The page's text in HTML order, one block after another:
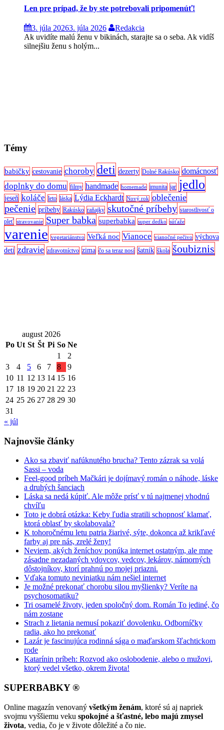
Len pre prípad, že by ste potrebovali pripomenúť!
3. júla 20263. júla 2026
Redakcia
Ak uvidíte malú ženu v bikinách, starajte sa o seba. Ak vidíš
silnejšiu ženu s holým...
Témy
babičky cestovanie choroby deti dezerty Dolné Rakúsko domácnosť
doplnky do domu filmy handmade homemade imunita jar jedlo
jeseň koláče leto láska Lýdia Eckhardt Nový rok oblečenie
pečenie príbehy Rakúsko raňajky skutočné príbehy starostlivosť o
pleť stravovanie Super babka superbabka super dedko súťaže
varenie vegetariánstvo Veľká noc Vianoce vianočné pečivo
výchova
detí zdravie zdravotníctvo zima čo sa teraz nosí šatník škola šoubiznis
august 2026
Po Ut St Št Pi So Ne
1
2
3
4 5 6 7 8
9
10 11 12 13 14 15 16
17 18 19 20 21 22 23
24 25 26 27 28 29 30
31
« júl
Najnovšie články
Ako sa zbaviť nafúknutého brucha? Tento zázrak sa volá
Sassi – voda
Feel-good príbeh Mačkári je dojímavý román o náhode, láske
a druhých šanciach
Láska sa nedá kúpiť. Ale môže prísť v tú najmenej vhodnú
chvíľu
Toto je dobrá otázka: Keby ľudia stratili schopnosť klamať,
ktorá oblasť by skolabovala?
K tohoročnému letu patria žiarivé, sýte, dokonca až krikľavé
farby aj pre nás, zrelé ženy!
Neviem, akých ženíchov ponúka internet ostatným, ale mne
zásadne nezadaných vdovcov, vedcov, lekárov, námorných
dôstojníkov, ktorí prahnú po mojej priazni.
Vďaka tomuto neviniatku nám nešiel internet
Je možné prekonať chorobu silou myšlienky? Veríte na
psychosomatiku?
Tri osamelé životy, jeden spoločný dom. Román To jediné, čo
nám zostane
Strach z lietania nemusí pokaziť dovolenku. Odborníčky
radia, ako ho prekonať
Lazár je fascinujúca rodinná sága o maďarskom šľachtickom
rode
Katarínin príbeh: Rozvod ako oslobodenie, alebo o mužovi,
ktorý vedel všetko, okrem života!
SUPERBABKY ®
Online magazín venovaný všetkým ženám, ktoré sú aj napriek
svojmu vyššiemu veku spokojné a šťastné, lebo majú zmysel
života, vedia, čo je v živote dôležité a čo nie.